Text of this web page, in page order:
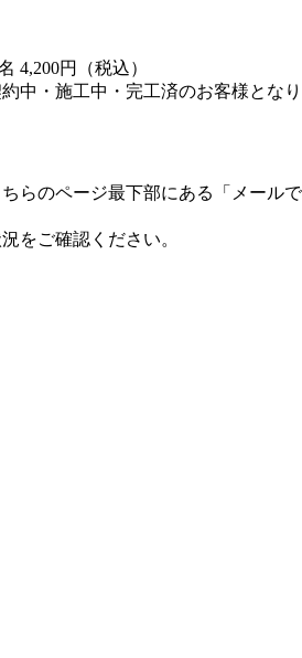
4,200円（税込）
中・施工中・完工済のお客様となり
らのページ最下部にある「メール
をご確認ください。